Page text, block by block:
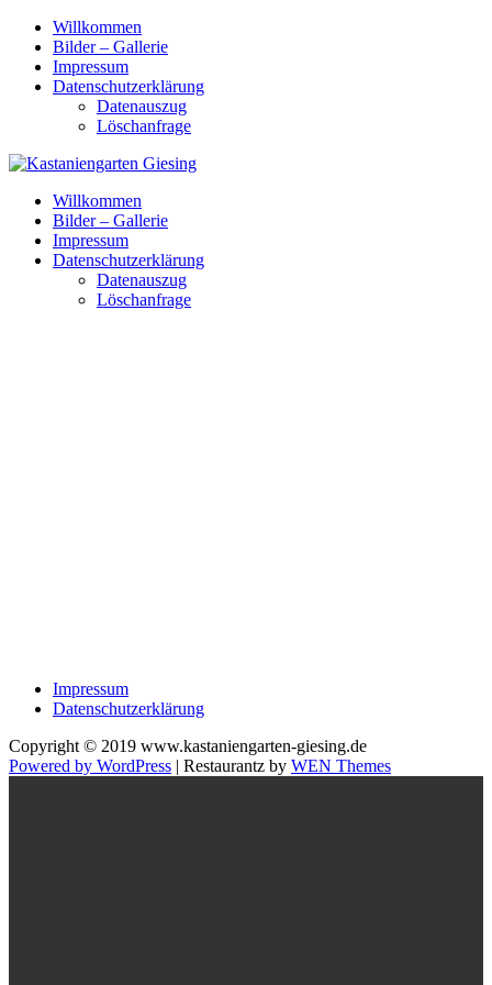
Skip
content
Willkommen
Bilder – Gallerie
Impressum
Datenschutzerklärung
Datenauszug
Löschanfrage
Willkommen
Bilder – Gallerie
Impressum
Datenschutzerklärung
Datenauszug
Löschanfrage
Impressum
Datenschutzerklärung
Copyright © 2019 www.kastaniengarten-giesing.de
Powered by WordPress | Restaurantz by WEN Themes